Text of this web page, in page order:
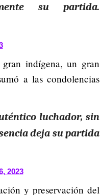
su partida.
indígena, un gran
a las condolencias
luchador, sin
deja su partida
2023
y preservación del